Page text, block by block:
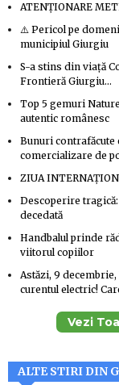
ATENŢIONARE
⚠️ Pericol pe
municipiul Giurgiu
S-a stins din viață
Frontieră Giurgiu…
Top 5 gemuri
autentic românesc
Bunuri contrafăcute
comercializare de
ZIUA
Descoperire tragică:
decedată
Handbalul prinde
viitorul copiilor
Astăzi, 9
curentul electric!
Vezi
ALTE STIRI DIN